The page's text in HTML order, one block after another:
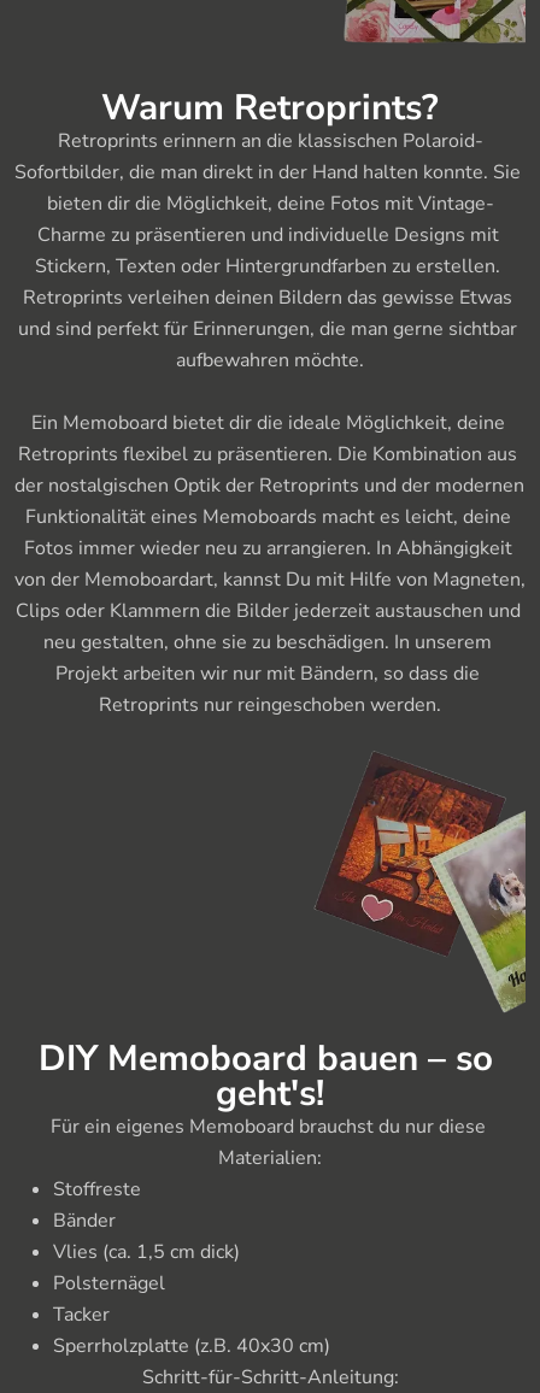
Warum Retroprints?
Retroprints erinnern an die klassischen Polaroid-
Sofortbilder, die man direkt in der Hand halten konnte. Sie
bieten dir die Möglichkeit, deine Fotos mit Vintage-
Charme zu präsentieren und individuelle Designs mit
Stickern, Texten oder Hintergrundfarben zu erstellen.
Retroprints verleihen deinen Bildern das gewisse Etwas
und sind perfekt für Erinnerungen, die man gerne sichtbar
aufbewahren möchte.
Ein Memoboard bietet dir die ideale Möglichkeit, deine
Retroprints flexibel zu präsentieren. Die Kombination aus
der nostalgischen Optik der Retroprints und der modernen
Funktionalität eines Memoboards macht es leicht, deine
Fotos immer wieder neu zu arrangieren. In Abhängigkeit
von der Memoboardart, kannst Du mit Hilfe von Magneten,
Clips oder Klammern die Bilder jederzeit austauschen und
neu gestalten, ohne sie zu beschädigen. In unserem
Projekt arbeiten wir nur mit Bändern, so dass die
Retroprints nur reingeschoben werden.
DIY Memoboard bauen – so
geht's!
Für ein eigenes Memoboard brauchst du nur diese
Materialien:
Stoffreste
Bänder
Vlies (ca. 1,5 cm dick)
Polsternägel
Tacker
Sperrholzplatte (z.B. 40x30 cm)
Schritt-für-Schritt-Anleitung: